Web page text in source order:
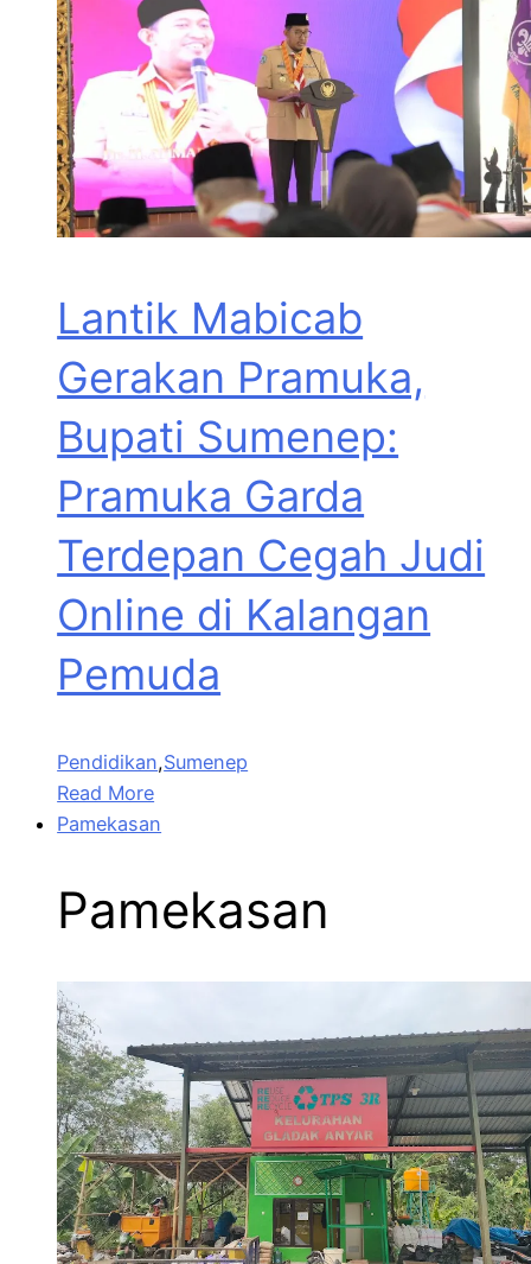
Lantik Mabicab
Gerakan Pramuka,
Bupati Sumenep:
Pramuka Garda
Terdepan Cegah Judi
Online di Kalangan
Pemuda
Pendidikan,Sumenep
Read More
Pamekasan
Pamekasan